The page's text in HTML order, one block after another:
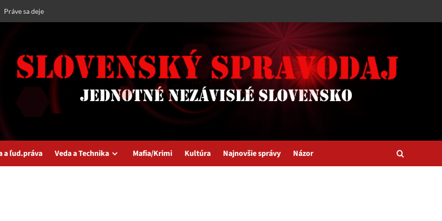
Práve sa deje
a ľud.práva Veda a Technika Mafia/Krimi Kultúra Najnovšie správy Názor